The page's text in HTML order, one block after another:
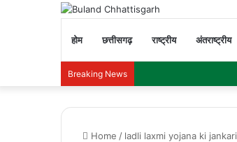
होम छत्तीसगढ़ राष्ट्रीय अंतराष्ट्रीय
Breaking News
Home / ladli laxmi yojana ki jankari